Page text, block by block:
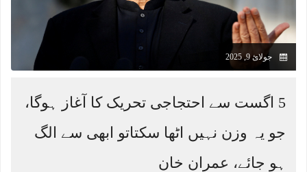
جولائ 9, 2025
5 اگست سے احتجاجی تحریک کا آغاز ہوگا،
جو یہ وزن نہیں اٹھا سکتاتو ابھی سے الگ
ہو جائے، عمران خان